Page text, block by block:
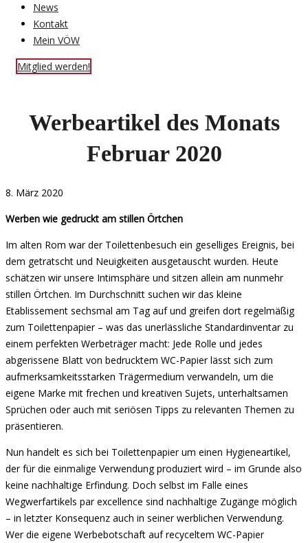
News
Kontakt
Mein VÖW
Mitglied werden!
Werbeartikel des Monats
Februar 2020
8. März 2020
Werben wie gedruckt am stillen Örtchen
Im alten Rom war der Toilettenbesuch ein geselliges Ereignis, bei
dem getratscht und Neuigkeiten ausgetauscht wurden. Heute
schätzen wir unsere Intimsphäre und sitzen allein am nunmehr
stillen Örtchen. Im Durchschnitt suchen wir das kleine
Etablissement sechsmal am Tag auf und greifen dort regelmäßig
zum Toilettenpapier – was das unerlässliche Standardinventar zu
einem perfekten Werbeträger macht: Jede Rolle und jedes
abgerissene Blatt von bedrucktem WC-Papier lässt sich zum
aufmerksamkeitsstarken Trägermedium verwandeln, um die
eigene Marke mit frechen und kreativen Sujets, unterhaltsamen
Sprüchen oder auch mit seriösen Tipps zu relevanten Themen zu
präsentieren.
Nun handelt es sich bei Toilettenpapier um einen Hygieneartikel,
der für die einmalige Verwendung produziert wird – im Grunde also
keine nachhaltige Erfindung. Doch selbst im Falle eines
Wegwerfartikels par excellence sind nachhaltige Zugänge möglich
– in letzter Konsequenz auch in seiner werblichen Verwendung.
Wer die eigene Werbebotschaft auf recyceltem WC-Papier